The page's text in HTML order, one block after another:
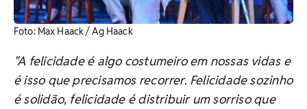
Foto: Max Haack / Ag Haack
"A felicidade é algo costumeiro em nossas vidas e
é isso que precisamos recorrer. Felicidade sozinho
é solidão, felicidade é distribuir um sorriso que